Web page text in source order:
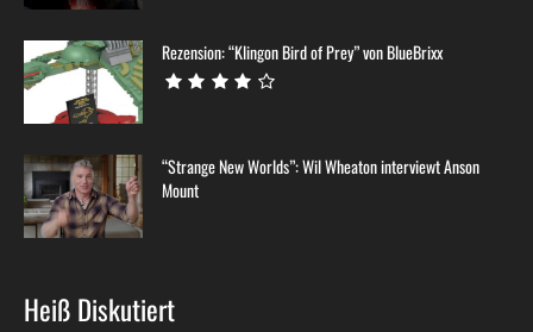
Rezension: “Klingon Bird of Prey” von BlueBrixx
“Strange New Worlds”: Wil Wheaton interviewt Anson
Mount
Heiß Diskutiert